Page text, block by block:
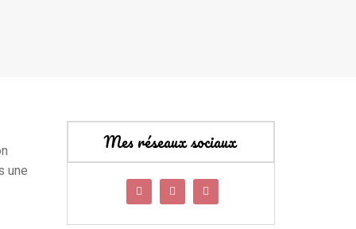
une
Mes réseaux sociaux